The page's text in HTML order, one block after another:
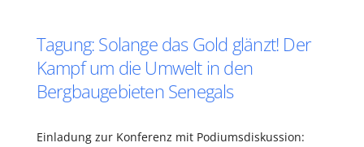
Tagung: Solange das Gold glänzt! Der
Kampf um die Umwelt in den
Bergbaugebieten Senegals
Einladung zur Konferenz mit Podiumsdiskussion: